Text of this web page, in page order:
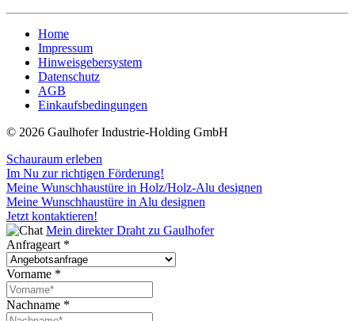
Home
Impressum
Hinweisgebersystem
Datenschutz
AGB
Einkaufsbedingungen
© 2026 Gaulhofer Industrie-Holding GmbH
Schauraum erleben
Im Nu zur richtigen Förderung!
Meine Wunschhaustüre in Holz/Holz-Alu designen
Meine Wunschhaustüre in Alu designen
Jetzt kontaktieren!
Mein direkter Draht zu Gaulhofer
Anfrageart *
Vorname *
Nachname *